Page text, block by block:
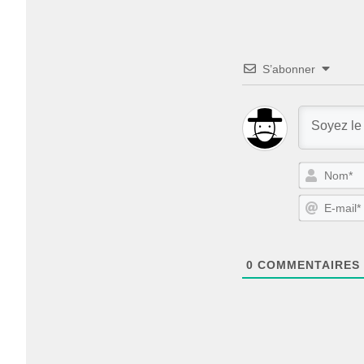
S’abonner
0 COMMENTAIRES